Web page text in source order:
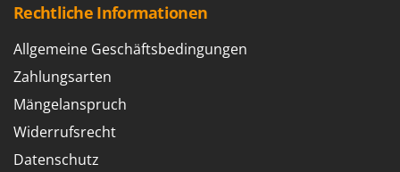
Rechtliche Informationen
Allgemeine Geschäftsbedingungen
Zahlungsarten
Mängelanspruch
Widerrufsrecht
Datenschutz